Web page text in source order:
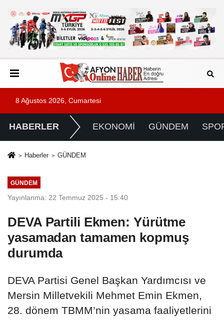
8 Ağustos 2026, Cumartesi
HABERLER EKONOMİ GÜNDEM
Haberler GÜNDEM
GÜNDEM
Yayınlanma: 22 Temmuz 2025 - 15:40
DEVA Partili Ekmen: Yürütme
yasamadan tamamen kopmuş
durumda
DEVA Partisi Genel Başkan Yardımcısı ve
Mersin Milletvekili Mehmet Emin Ekmen,
28. dönem TBMM’nin yasama faaliyetlerini